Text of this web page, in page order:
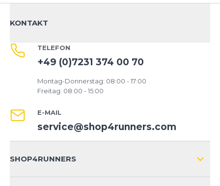
KONTAKT
TELEFON
+49 (0)7231 374 00 70
Montag-Donnerstag: 08:00 - 17:00
Freitag: 08:00 - 15:00
E-MAIL
service@shop4runners.com
SHOP4RUNNERS